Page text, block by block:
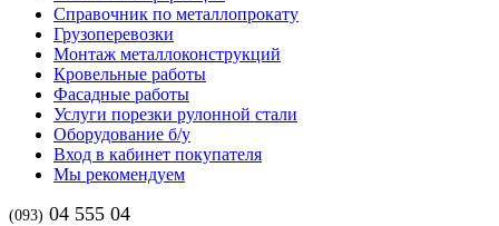
Справочник по металлопрокату
Грузоперевозки
Монтаж металлоконструкций
Кровельные работы
Фасадные работы
Услуги порезки рулонной стали
Оборудование б/у
Вход в кабинет покупателя
Мы рекомендуем
(093) 04 555 04